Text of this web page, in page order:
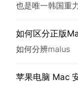
也是唯一韩国重
如何区分正版
如何分辨malus
苹果电脑 Mac